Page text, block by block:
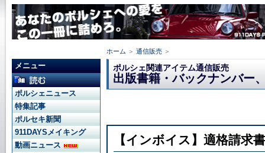
ホーム ＞ 通信販売 ＞
ポルシェ関連アイテム通信販売
出版書籍・バックナンバー
【インボイス】適格請求
メニュー
ポルシェニュース
特集記事
ポルセキ新聞
911DAYSメイキング
動画ニュース